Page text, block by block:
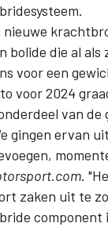
nieuwe
bolide die al
voor een
voor 2024
van de
gingen ervan
.
zaken uit te
component